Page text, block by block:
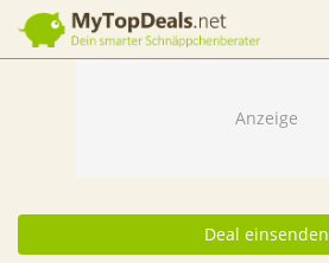
Dein smarter Schnäppchenberater
Deal einsenden